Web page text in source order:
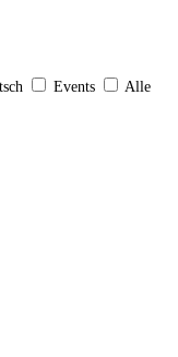
Events
Alle